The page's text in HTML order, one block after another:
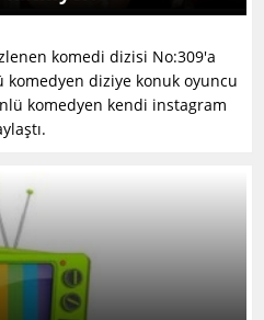
komedi dizisi No:309'a
diziye konuk oyuncu
komedyen kendi instagram